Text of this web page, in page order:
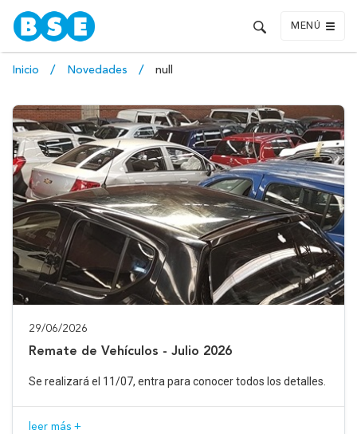
MENÚ
Inicio Novedades null
29/06/2026
Remate de Vehículos - Julio 2026
Se realizará el 11/07, entra para conocer todos los detalles.
leer más +